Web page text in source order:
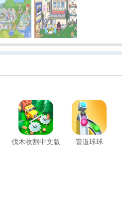
伐木收割中文版
管道球球